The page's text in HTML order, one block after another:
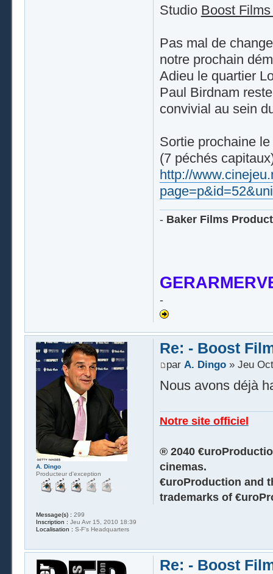
Studio Boost
Pas mal de
notre prochain
Adieu le quartier
Paul Birdnam
convivial au sein
Sortie prochaine
(7 péchés
http://
- Baker Films
-
Re: - Boost
par A. Dingo» Jeu
Nous avons déjà
Notre site officiel
® 2040
cinemas.
€uroProduction and
trademarks of
A. Dingo
Producteur d'exception
Message(s) : 299
Inscription : Jeu Avr 15, 2010 18:39
Localisation : S-F's Headquarters
Re: - Boost